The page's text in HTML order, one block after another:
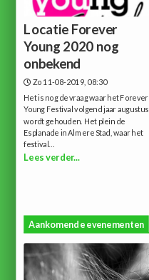
Locatie Forever
Young 2020 nog
onbekend
Zo 11-08-2019, 08:30
Het is nog de vraag waar het Forever
Young Festival volgend jaar augustus
wordt gehouden. Het plein de
Esplanade in Almere Stad, waar het
festival...
Lees verder...
Aankomende evenementen